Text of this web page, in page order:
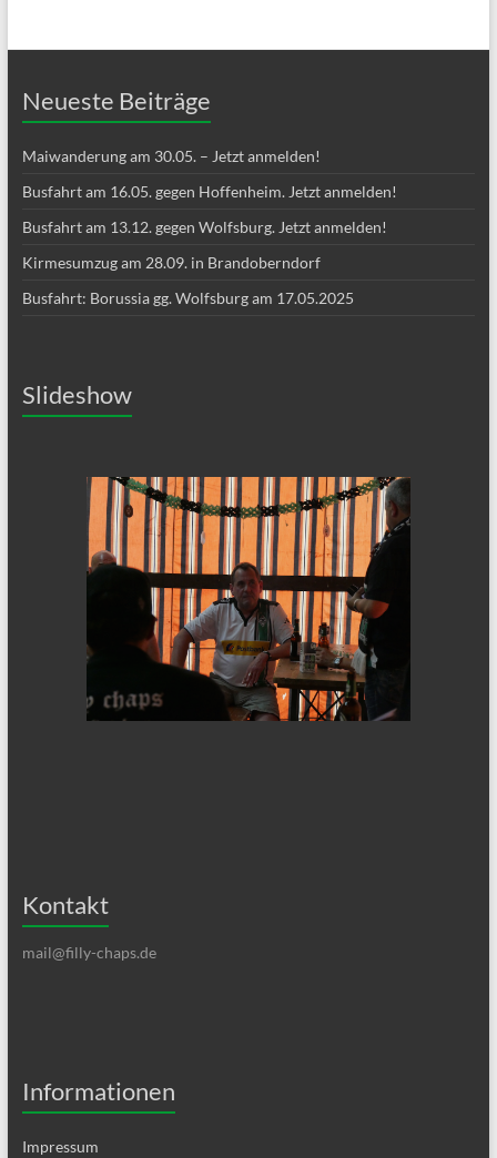
Neueste Beiträge
Maiwanderung am 30.05. – Jetzt anmelden!
Busfahrt am 16.05. gegen Hoffenheim. Jetzt anmelden!
Busfahrt am 13.12. gegen Wolfsburg. Jetzt anmelden!
Kirmesumzug am 28.09. in Brandoberndorf
Busfahrt: Borussia gg. Wolfsburg am 17.05.2025
Slideshow
Kontakt
mail@filly-chaps.de
Informationen
Impressum